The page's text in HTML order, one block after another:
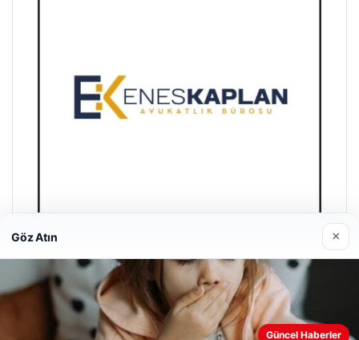
Enes Kaplan Avukatlık Bürosu
28/04/2026
Göz Atın ×
Güncel Haberler